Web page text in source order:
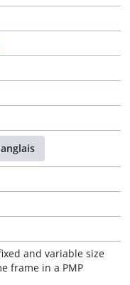
and variable size
frame in a PMP